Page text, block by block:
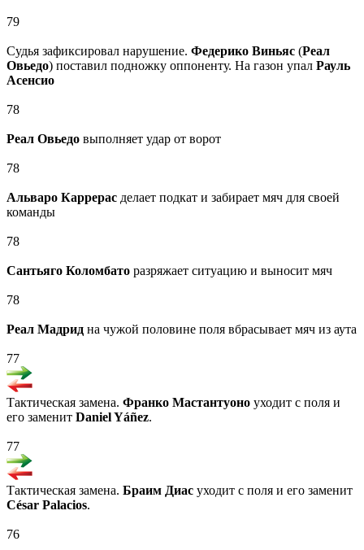
79
Судья зафиксировал нарушение. Федерико Виньяс (Реал
Овьедо) поставил подножку оппоненту. На газон упал Рауль
Асенсио
78
Реал Овьедо выполняет удар от ворот
78
Альваро Каррерас делает подкат и забирает мяч для своей
команды
78
Сантьяго Коломбато разряжает ситуацию и выносит мяч
78
Реал Мадрид на чужой половине поля вбрасывает мяч из аута
77
Тактическая замена. Франко Мастантуоно уходит с поля и
его заменит Daniel Yáñez.
77
Тактическая замена. Браим Диас уходит с поля и его заменит
César Palacios.
76